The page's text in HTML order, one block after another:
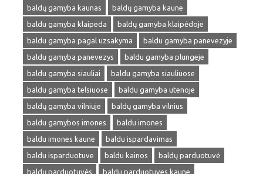
baldų gamyba kaunas
baldų gamyba kaune
baldu gamyba klaipeda
baldų gamyba klaipėdoje
baldu gamyba pagal uzsakyma
baldu gamyba panevezyje
baldu gamyba panevezys
baldu gamyba plungeje
baldu gamyba siauliai
baldu gamyba siauliuose
baldu gamyba telsiuose
baldu gamyba utenoje
baldų gamyba vilniuje
baldų gamyba vilnius
baldu gamybos imones
baldu imones
baldu imones kaune
baldu ispardavimas
baldu isparduotuve
baldu kainos
baldų parduotuvė
baldų parduotuvės
baldu parduotuves kaune